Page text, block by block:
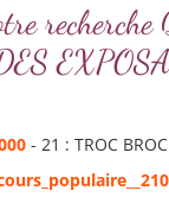
- 21 : TROC